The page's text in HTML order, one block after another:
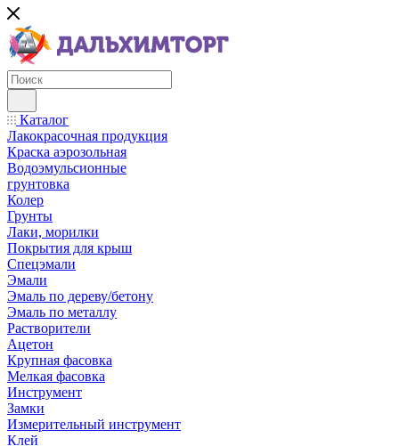
Каталог
Лакокрасочная продукция
Краска аэрозольная
Водоэмульсионные
грунтовка
Колер
Грунты
Лаки, морилки
Покрытия для крыш
Спецэмали
Эмали
Эмаль по дереву/бетону
Эмаль по металлу
Растворители
Ацетон
Крупная фасовка
Мелкая фасовка
Инструмент
Замки
Измерительный инструмент
Клей